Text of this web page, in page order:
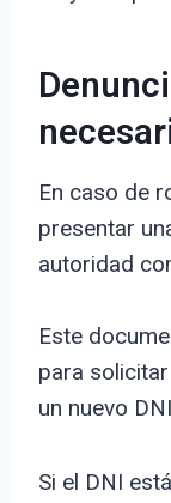
En caso de
presentar
autoridad
Este
para
un nuevo
Si el DNI